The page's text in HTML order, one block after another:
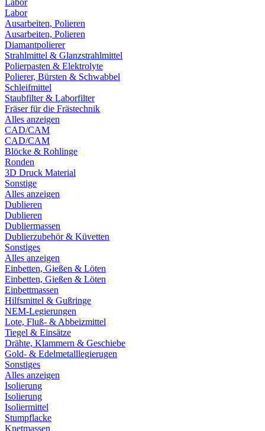
Labor
Labor
Ausarbeiten, Polieren
Ausarbeiten, Polieren
Diamantpolierer
Strahlmittel & Glanzstrahlmittel
Polierpasten & Elektrolyte
Polierer, Bürsten & Schwabbel
Schleifmittel
Staubfilter & Laborfilter
Fräser für die Frästechnik
Alles anzeigen
CAD/CAM
CAD/CAM
Blöcke & Rohlinge
Ronden
3D Druck Material
Sonstige
Alles anzeigen
Dublieren
Dublieren
Dubliermassen
Dublierzubehör & Küvetten
Sonstiges
Alles anzeigen
Einbetten, Gießen & Löten
Einbetten, Gießen & Löten
Einbettmassen
Hilfsmittel & Gußringe
NEM-Legierungen
Lote, Fluß- & Abbeizmittel
Tiegel & Einsätze
Drähte, Klammern & Geschiebe
Gold- & Edelmetalllegierugen
Sonstiges
Alles anzeigen
Isolierung
Isolierung
Isoliermittel
Stumpflacke
Knetmassen